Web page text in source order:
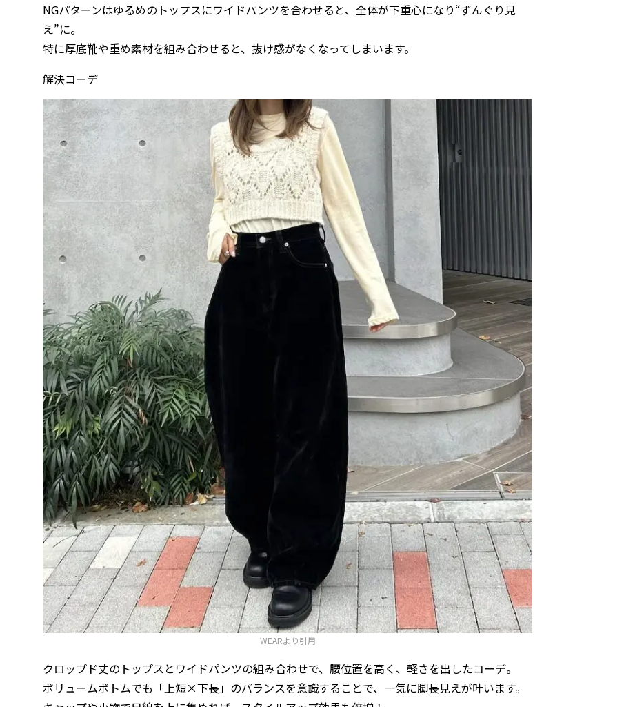
NGパターンはゆるめのトップスにワイドパンツを合わせると、全体が下重心になり“ずんぐり見
え”に。
特に厚底靴や重め素材を組み合わせると、抜け感がなくなってしまいます。
解決コーデ
WEARより引用
クロップド丈のトップスとワイドパンツの組み合わせで、腰位置を高く、軽さを出したコーデ。
ボリュームボトムでも「上短×下長」のバランスを意識することで、一気に脚長見えが叶います。